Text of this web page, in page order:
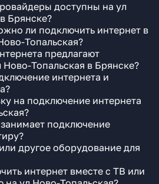
доступны на ул
Брянске?
ли подключить интернет в
Топальская?
предлагают
Топальская в Брянске?
интернета и
на подключение интернета
подключение
другое оборудование для
интернет вместе с ТВ или